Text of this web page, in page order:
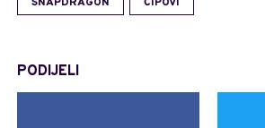
SNAPDRAGON ČIPOVI
PODIJELI